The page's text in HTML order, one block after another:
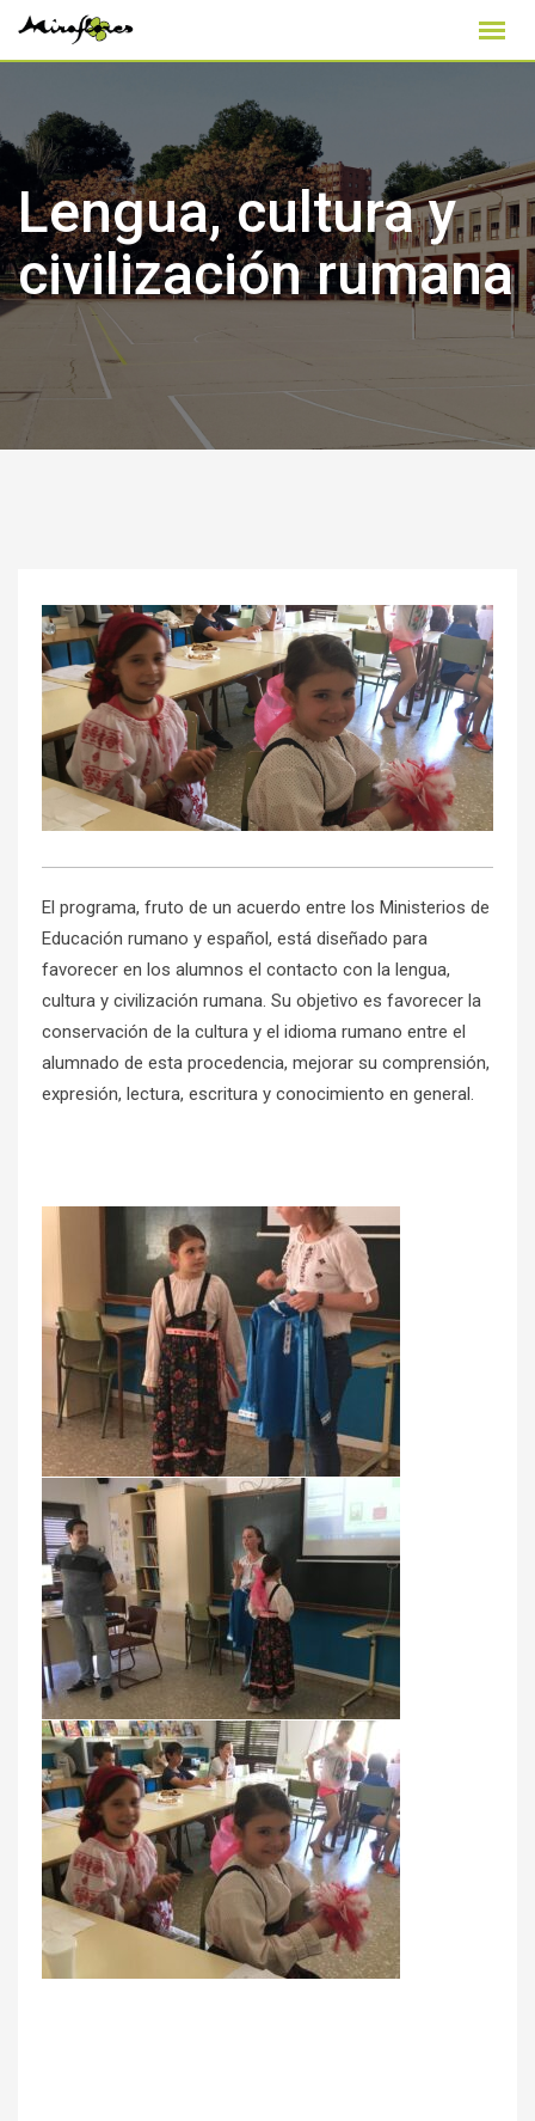
Skip
Lengua, cultura y
civilización rumana
El programa, fruto de un acuerdo entre los Ministerios de
Educación rumano y español, está diseñado para
favorecer en los alumnos el contacto con la lengua,
cultura y civilización rumana. Su objetivo es favorecer la
conservación de la cultura y el idioma rumano entre el
alumnado de esta procedencia, mejorar su comprensión,
expresión, lectura, escritura y conocimiento en general.